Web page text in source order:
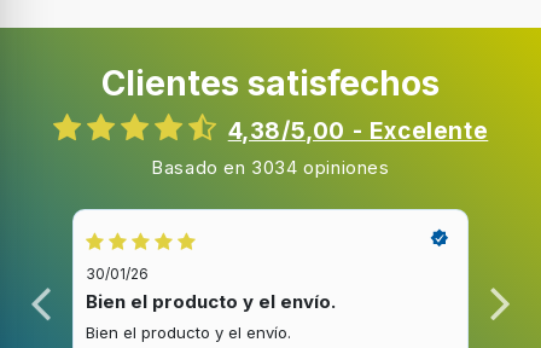
Clientes satisfechos
4,38/5,00 - Excelente
Basado en 3034 opiniones
30/01/26
Bien el producto y el envío.
Bien el producto y el envío.